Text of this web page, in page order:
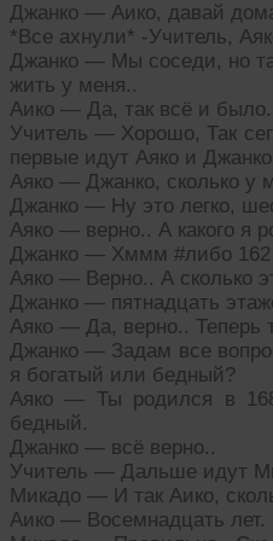
Джанко — Аико, давай
*Все ахнули* -Учитель,
Джанко — Мы соседи, но
жить у меня..
Аико — Да, так всё и
Учитель — Хорошо, Так
первые идут Аяко и
Аяко — Джанко, сколько у
Джанко — Ну это легко,
Аяко — верно.. А какого я
Джанко — Хммм #либо 162
Аяко — Верно.. А сколько
Джанко — пятнадцать
Аяко — Да, верно.. Теперь
Джанко — Задам все
я богатый или бедный?
Аяко — Ты родился в
бедный.
Джанко — всё верно..
Учитель — Дальше идут
Микадо — И так Аико,
Аико — Восемнадцать лет.